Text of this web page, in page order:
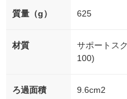
質量（g） 625
材質
サポートス
100)
ろ過面積 9.6cm2